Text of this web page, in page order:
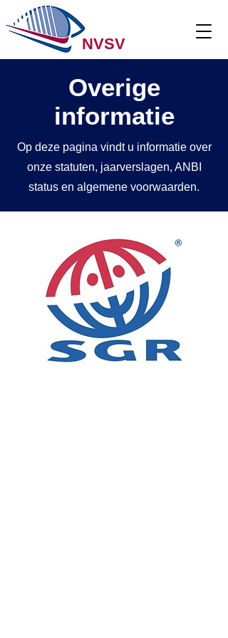
NVSV
Overige
informatie
Op deze pagina vindt u informatie over
onze statuten, jaarverslagen, ANBI
status en algemene voorwaarden.